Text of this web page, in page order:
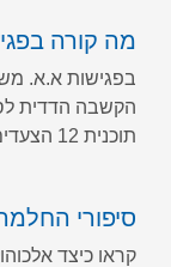
מה קורה
בפגישות א.א.
הקשבה הדדית
תוכנית 12 הצעדים.
סיפורי
קראו כיצד